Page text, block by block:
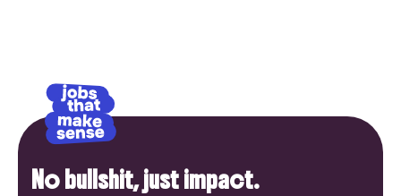
No bullshit, just impact.